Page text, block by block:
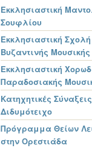
Εκκλησιαστική
Σουφλίου
Εκκλησιαστική Σχολή
Βυζαντινής Μουσικής
Εκκλησιαστική
Παραδοσιακής
Κατηχητικές
Διδυμότειχο
Πρόγραμμα Θείων
στην Ορεστιάδα